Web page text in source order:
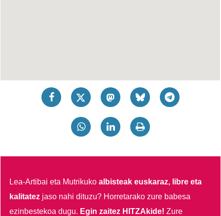
Lea-Artibai eta Mutrikukoalbisteak euskaraz, libre eta
kalitatez jaso nahi dituzu? Horretarako zure babesa
ezinbestekoa dugu. Egin zaitez HITZAkide!Zure